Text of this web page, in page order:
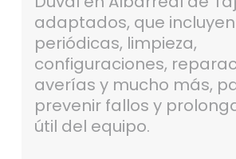
adaptados, que
periódicas, limpieza,
configuraciones,
averías y mucho más,
prevenir fallos y
útil del equipo.